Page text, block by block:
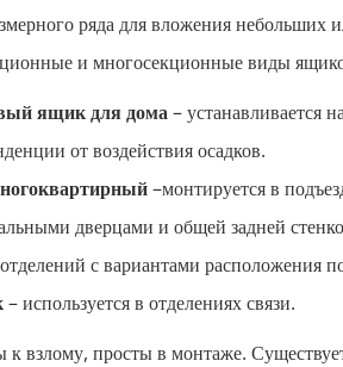
ряда для вложения
и многосекционные виды
ящик для дома– устанавливается
от воздействия осадков.
–монтируется в
дверцами и общей задней
отделений с вариантами расположения
– используется в отделениях связи.
к взлому, просты в монтаже.